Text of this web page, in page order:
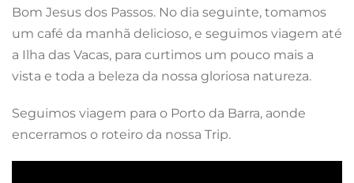
Bom Jesus dos Passos. No dia seguinte, tomamos
um café da manhã delicioso, e seguimos viagem até
a Ilha das Vacas, para curtimos um pouco mais a
vista e toda a beleza da nossa gloriosa natureza.
Seguimos viagem para o Porto da Barra, aonde
encerramos o roteiro da nossa Trip.